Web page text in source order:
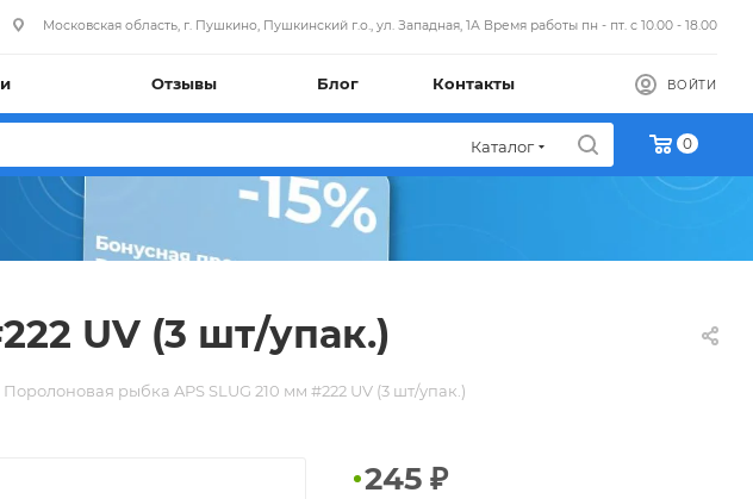
Московская область, г. Пушкино, Пушкинский г.о., ул. Западная, 1А Время работы пн - пт. с 10.00 - 18.00
Отзывы Блог Контакты ВОЙТИ
Каталог 0
UV (3 шт/упак.)
Поролоновая рыбка APS SLUG 210 мм #222 UV (3 шт/упак.)
245 ₽